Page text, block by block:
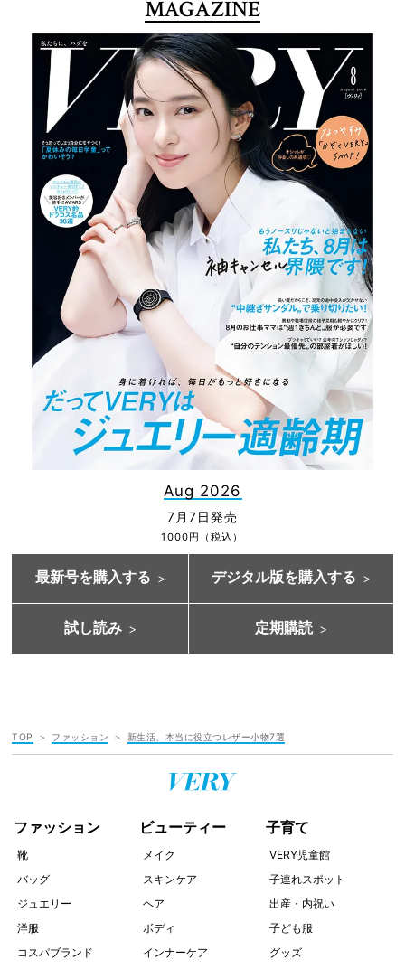
MAGAZINE
Aug 2026
7月7日発売
1000円（税込）
最新号を購入する デジタル版を購入する
試し読み 定期購読
TOP ファッション 新生活、本当に役立つレザー小物7選
ファッション
靴
バッグ
ジュエリー
洋服
コスパブランド
ビューティー
メイク
スキンケア
ヘア
ボディ
インナーケア
子育て
VERY児童館
子連れスポット
出産・内祝い
子ども服
グッズ